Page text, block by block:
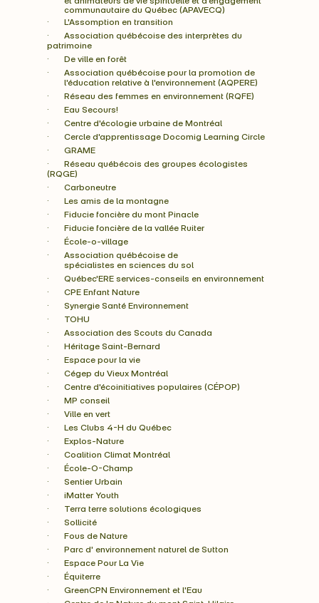
communautaire du Québec (APAVECQ)
·       L'Assomption en transition
·       Association québécoise des interprètes du
patrimoine
·       De ville en forêt
·       Association québécoise pour la promotion de
        l'éducation relative à l'environnement (AQPERE)
·       Réseau des femmes en environnement (RQFE)
·       Eau Secours!
·       Centre d'écologie urbaine de Montréal
·       Cercle d'apprentissage Docomig Learning Circle
·       GRAME
·       Réseau québécois des groupes écologistes
(RQGE)
·       Carboneutre
·       Les amis de la montagne
·       Fiducie foncière du mont Pinacle
·       Fiducie foncière de la vallée Ruiter
·       École-o-village
·       Association québécoise de
        spécialistes en sciences du sol
·       Québec'ERE services-conseils en environnement
·       CPE Enfant Nature
·       Synergie Santé Environnement
·       TOHU
·       Association des Scouts du Canada
·       Héritage Saint-Bernard
·       Espace pour la vie
·       Cégep du Vieux Montréal
·       Centre d'écoinitiatives populaires (CÉPOP)
·       MP conseil
·       Ville en vert
·       Les Clubs 4-H du Québec
·       Explos-Nature
·       Coalition Climat Montréal
·       École-O-Champ
·       Sentier Urbain
·       iMatter Youth
·       Terra terre solutions écologiques
·       Sollicité
·       Fous de Nature
·       Parc d' environnement naturel de Sutton
·       Espace Pour La Vie
·       Équiterre
·       GreenCPN Environnement et l'Eau